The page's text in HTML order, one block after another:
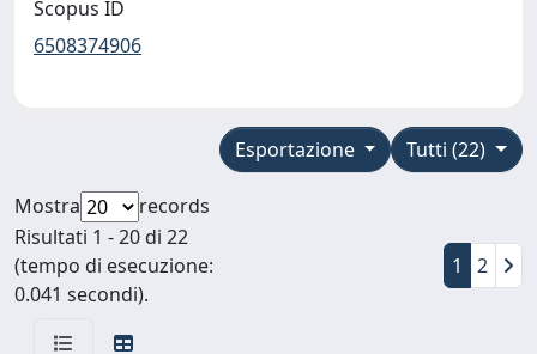
Scopus ID
6508374906
Tutti (22)
Esportazione
Mostra
records
Risultati 1 - 20 di 22
(tempo di esecuzione:
0.041 secondi).
1 2